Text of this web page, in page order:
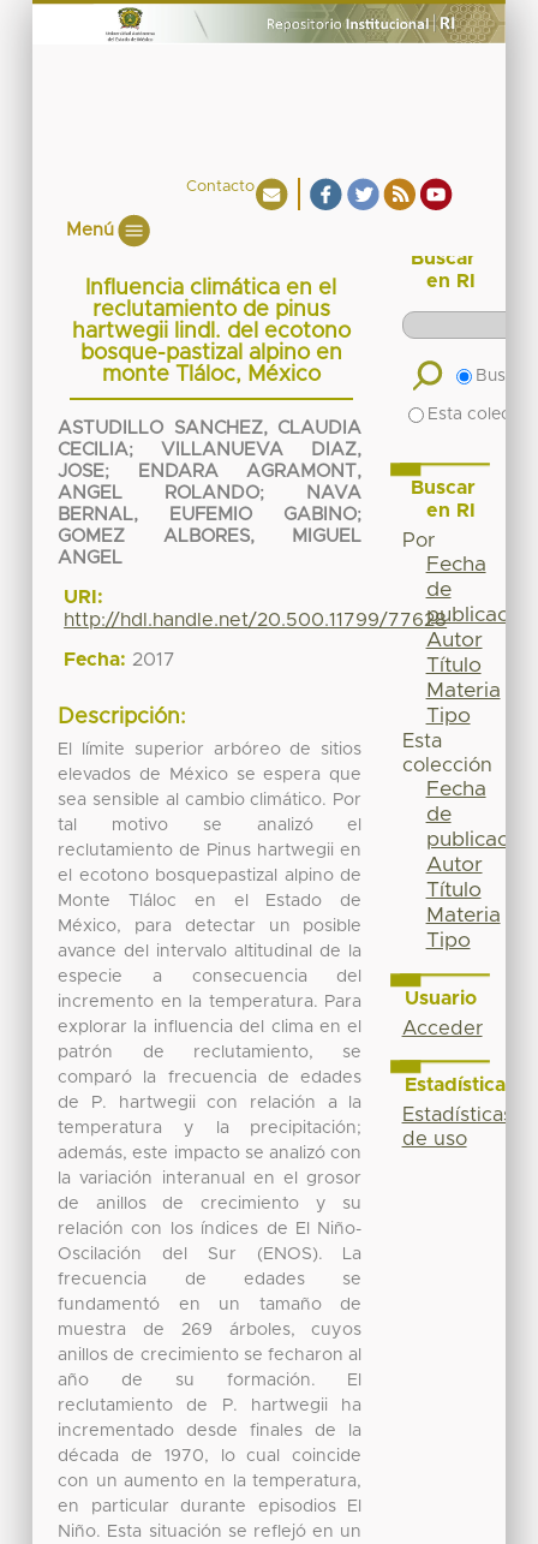
Contacto
Menú
Influencia climática en el
reclutamiento de pinus
hartwegii lindl. del ecotono
bosque-pastizal alpino en
monte Tláloc, México
ASTUDILLO SANCHEZ, CLAUDIA
CECILIA; VILLANUEVA DIAZ,
JOSE;
ENDARA AGRAMONT,
ANGEL ROLANDO;
NAVA
BERNAL, EUFEMIO GABINO;
GOMEZ ALBORES, MIGUEL
ANGEL
URI:
http://hdl.handle.net/20.500.11799/77628
Fecha: 2017
Descripción:
El límite superior arbóreo de sitios
elevados de México se espera que
sea sensible al cambio climático. Por
tal motivo se analizó el
reclutamiento de Pinus hartwegii en
el ecotono bosquepastizal alpino de
Monte Tláloc en el Estado de
México, para detectar un posible
avance del intervalo altitudinal de la
especie a consecuencia del
incremento en la temperatura. Para
explorar la influencia del clima en el
patrón de reclutamiento, se
comparó la frecuencia de edades
de P. hartwegii con relación a la
temperatura y la precipitación;
además, este impacto se analizó con
la variación interanual en el grosor
de anillos de crecimiento y su
relación con los índices de El Niño-
Oscilación del Sur (ENOS). La
frecuencia de edades se
fundamentó en un tamaño de
muestra de 269 árboles, cuyos
anillos de crecimiento se fecharon al
año de su formación. El
reclutamiento de P. hartwegii ha
incrementado desde finales de la
década de 1970, lo cual coincide
con un aumento en la temperatura,
en particular durante episodios El
Niño. Esta situación se reflejó en un
Buscar
en RI
Buscar
Esta
Buscar
en RI
Por
Fecha
de
publicación
Autor
Título
Materia
Tipo
Esta
colección
Fecha
de
publicación
Autor
Título
Materia
Tipo
Usuario
Acceder
Estadísticas
Estadísticas
de uso